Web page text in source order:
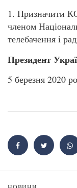
1. Призначити
членом
телебачення і
Президент
5 березня 2020